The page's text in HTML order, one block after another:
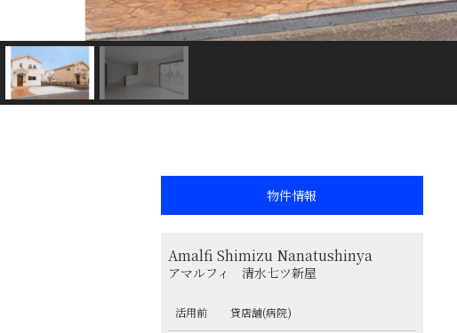
物件情報
Amalfi Shimizu Nanatushinya
アマルフィ 清水七ツ新屋
活用前 貸店舗(病院)